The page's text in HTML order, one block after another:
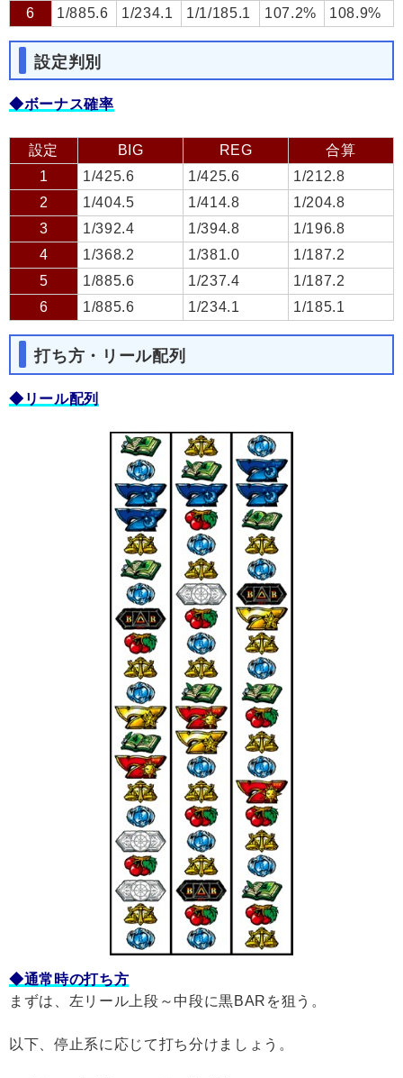
6 1/885.6 1/234.1 1/1/185.1 107.2% 108.9%
設定判別
◆ボーナス確率
設定 BIG REG
合算
1
1/425.6 1/425.6
1/212.8
2
1/404.5 1/414.8
1/204.8
3
1/392.4 1/394.8
1/196.8
4
1/368.2 1/381.0
1/187.2
5
1/885.6 1/237.4
1/187.2
6
1/885.6 1/234.1 1/185.1
打ち方・リール配列
◆リール配列
◆通常時の打ち方
まずは、左リール上段～中段に黒BARを狙う。
以下、停止系に応じて打ち分けましょう。